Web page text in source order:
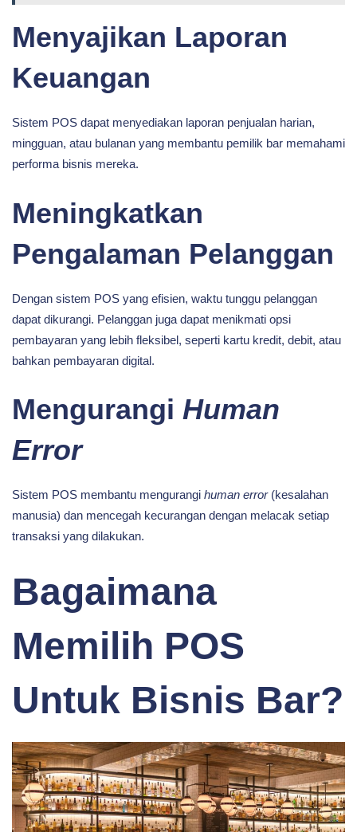
Menyajikan Laporan
Keuangan
Sistem POS dapat menyediakan laporan penjualan harian,
mingguan, atau bulanan yang membantu pemilik bar memahami
performa bisnis mereka.
Meningkatkan
Pengalaman Pelanggan
Dengan sistem POS yang efisien, waktu tunggu pelanggan
dapat dikurangi. Pelanggan juga dapat menikmati opsi
pembayaran yang lebih fleksibel, seperti kartu kredit, debit, atau
bahkan pembayaran digital.
Mengurangi Human
Error
Sistem POS membantu mengurangi human error(kesalahan
manusia) dan mencegah kecurangan dengan melacak setiap
transaksi yang dilakukan.
Bagaimana
Memilih POS
Untuk Bisnis Bar?